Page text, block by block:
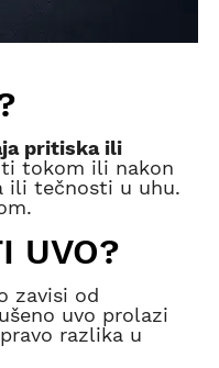
pritiska ili
tokom ili nakon
ili tečnosti u uhu.
UVO?
zavisi od
uvo prolazi
razlika u